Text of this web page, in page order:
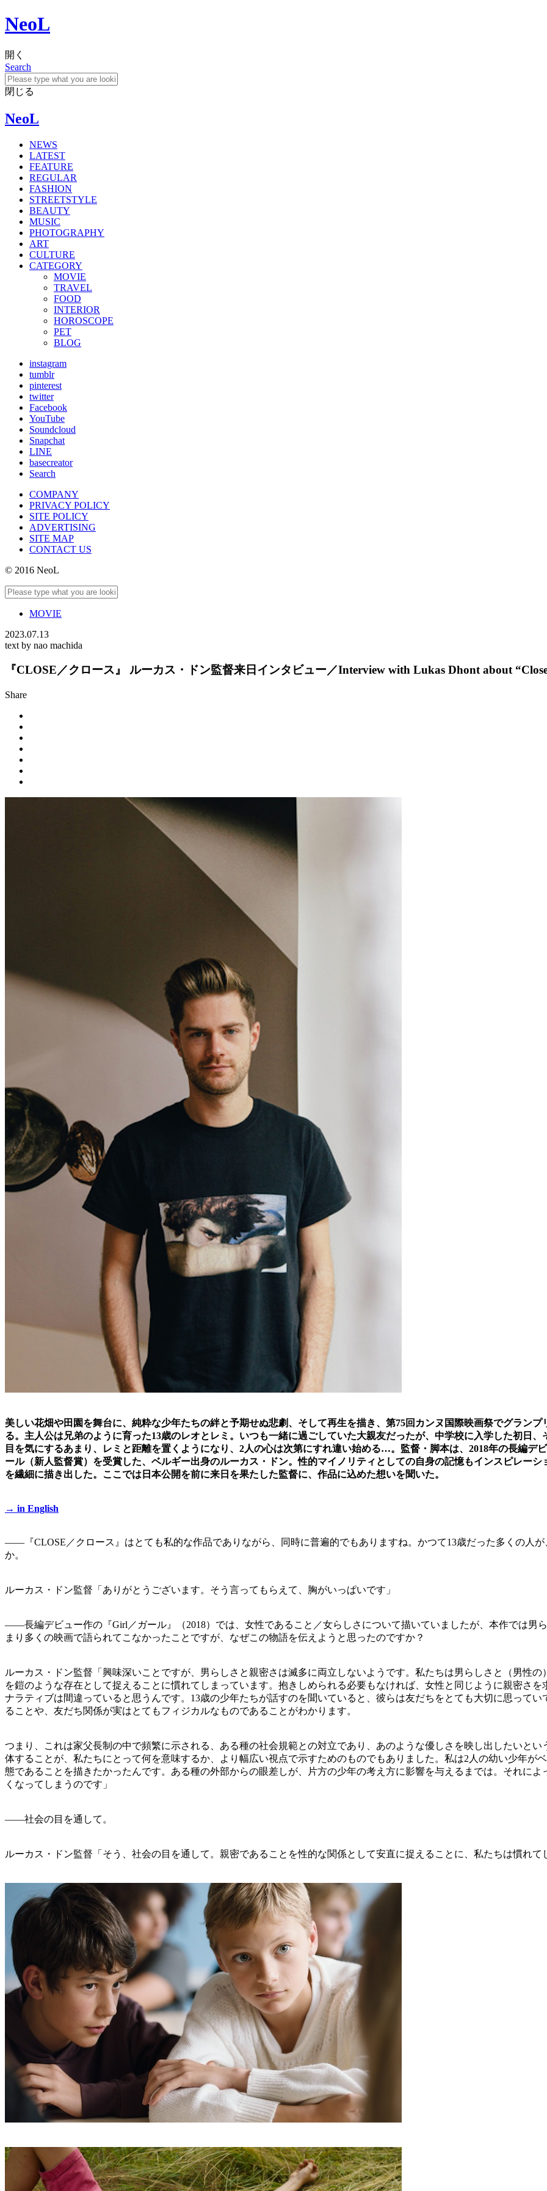
NeoL
開く
Search
閉じる
NeoL
NEWS
LATEST
FEATURE
REGULAR
FASHION
STREETSTYLE
BEAUTY
MUSIC
PHOTOGRAPHY
ART
CULTURE
CATEGORY
MOVIE
TRAVEL
FOOD
INTERIOR
HOROSCOPE
PET
BLOG
instagram
tumblr
pinterest
twitter
Facebook
YouTube
Soundcloud
Snapchat
LINE
basecreator
Search
COMPANY
PRIVACY POLICY
SITE POLICY
ADVERTISING
SITE MAP
CONTACT US
© 2016 NeoL
MOVIE
2023.07.13
text by nao machida
『CLOSE／クロース』 ルーカス・ドン監督来日インタビュー／Interview with Lukas Dhont about
Share
美しい花畑や田園を舞台に、純粋な少年たちの絆と予期せぬ悲劇、そして再生を描き、第75回カンヌ国際映画祭でグラン
る。主人公は兄弟のように育った13歳のレオとレミ。いつも一緒に過ごしていた大親友だったが、中学校に入学した初日
目を気にするあまり、レミと距離を置くようになり、2人の心は次第にすれ違い始める…。監督・脚本は、2018年の長編デ
ール（新人監督賞）を受賞した、ベルギー出身のルーカス・ドン。性的マイノリティとしての自身の記憶もインスピレー
を繊細に描き出した。ここでは日本公開を前に来日を果たした監督に、作品に込めた想いを聞いた。
→ in English
――『CLOSE／クロース』はとても私的な作品でありながら、同時に普遍的でもありますね。かつて13歳だった多くの人
か。
ルーカス・ドン監督「ありがとうございます。そう言ってもらえて、胸がいっぱいです」
――長編デビュー作の『Girl／ガール』（2018）では、女性であること／女らしさについて描いていましたが、本作では男
まり多くの映画で語られてこなかったことですが、なぜこの物語を伝えようと思ったのですか？
ルーカス・ドン監督「興味深いことですが、男らしさと親密さは滅多に両立しないようです。私たちは男らしさと（男性
を鎧のような存在として捉えることに慣れてしまっています。抱きしめられる必要もなければ、女性と同じように親密さ
ナラティブは間違っていると思うんです。13歳の少年たちが話すのを聞いていると、彼らは友だちをとても大切に思って
ることや、友だち関係が実はとてもフィジカルなものであることがわかります。
つまり、これは家父長制の中で頻繁に示される、ある種の社会規範との対立であり、あのような優しさを映し出したいと
体することが、私たちにとって何を意味するか、より幅広い視点で示すためのものでもありました。私は2人の幼い少年が
態であることを描きたかったんです。ある種の外部からの眼差しが、片方の少年の考え方に影響を与えるまでは。それに
くなってしまうのです」
――社会の目を通して。
ルーカス・ドン監督「そう、社会の目を通して。親密であることを性的な関係として安直に捉えることに、私たちは慣れ